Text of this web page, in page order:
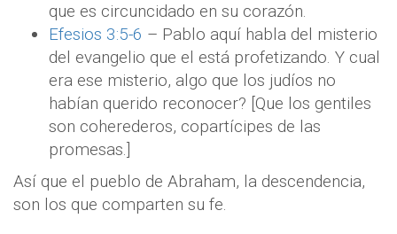
que es circuncidado en su corazón.
Efesios 3:5-6 – Pablo aquí habla del misterio
del evangelio que el está profetizando. Y cual
era ese misterio, algo que los judíos no
habían querido reconocer? [Que los gentiles
son coherederos, copartícipes de las
promesas.]
Así que el pueblo de Abraham, la descendencia,
son los que comparten su fe.